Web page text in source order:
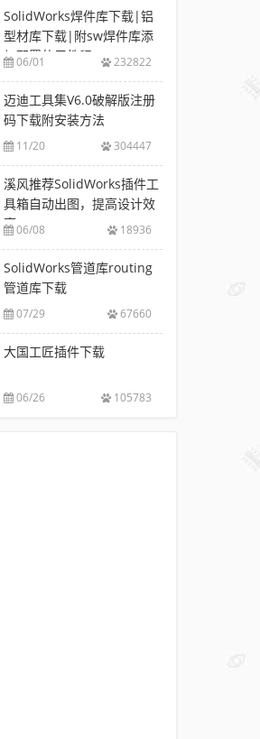
SolidWorks焊件库下载|铝
型材库下载|附sw焊件库添
加配置使用教程
06/01 232822
迈迪工具集V6.0破解版注册
码下载附安装方法
11/20 304447
溪风推荐SolidWorks插件工
具箱自动出图，提高设计效
率06/08 18936
SolidWorks管道库routing
管道库下载
07/29 67660
大国工匠插件下载
06/26 105783